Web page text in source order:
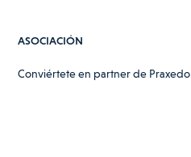
ASOCIACIÓN
Conviértete en partner de Praxedo